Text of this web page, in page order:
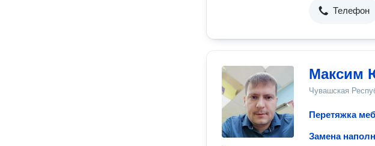
Телефон
Максим
Чувашская
Перетяжка